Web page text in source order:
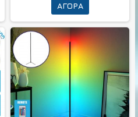
ΑΓΟΡΆ